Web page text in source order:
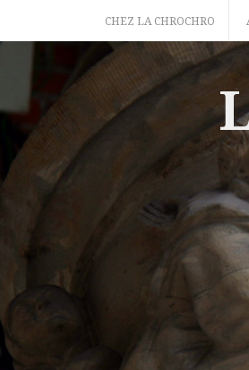
content
CHEZ LA CHROCHRO